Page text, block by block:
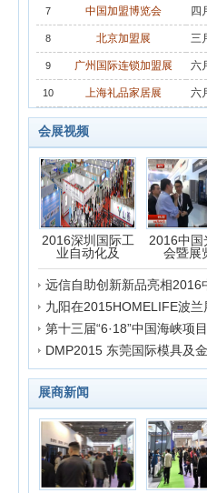
7 中国加盟博览会 四
8 北京加盟展 三
9 广州国际连锁加盟展 六
10 上海礼品家居展 六
会展视频
2016深圳国际工
业自动化及
2016中国
会暨展
展商新闻